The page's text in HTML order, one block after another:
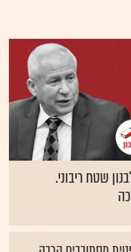
שטח ריבוני.